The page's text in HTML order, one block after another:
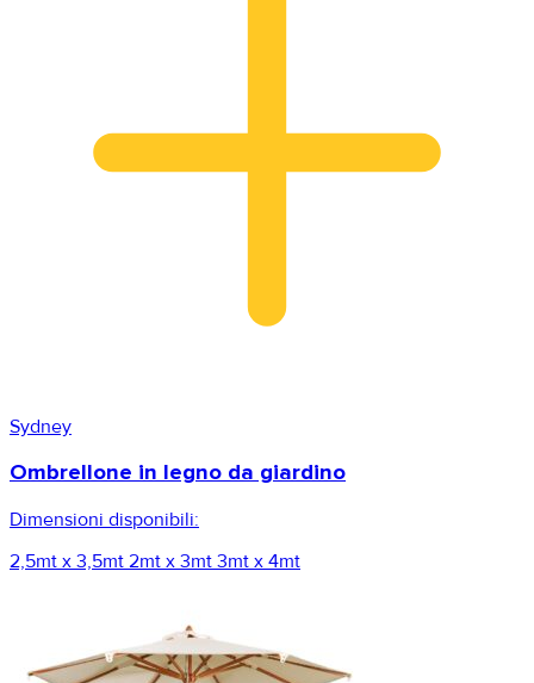
Sydney
Ombrellone in legno da giardino
Dimensioni disponibili:
2,5mt x 3,5mt 2mt x 3mt 3mt x 4mt